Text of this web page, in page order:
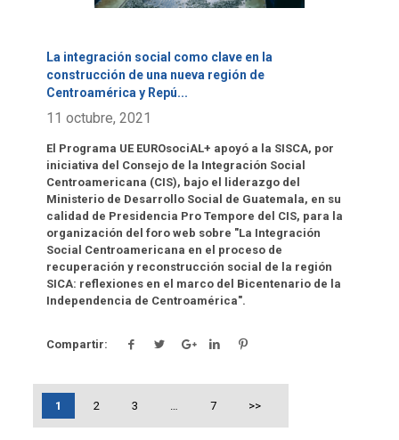
La integración social como clave en la
construcción de una nueva región de
Centroamérica y Repú...
11 octubre, 2021
El Programa UE EUROsociAL+ apoyó a la SISCA, por
iniciativa del Consejo de la Integración Social
Centroamericana (CIS), bajo el liderazgo del
Ministerio de Desarrollo Social de Guatemala, en su
calidad de Presidencia Pro Tempore del CIS, para la
organización del foro web sobre "La Integración
Social Centroamericana en el proceso de
recuperación y reconstrucción social de la región
SICA: reflexiones en el marco del Bicentenario de la
Independencia de Centroamérica".
Compartir:
1 2 3 7 >>